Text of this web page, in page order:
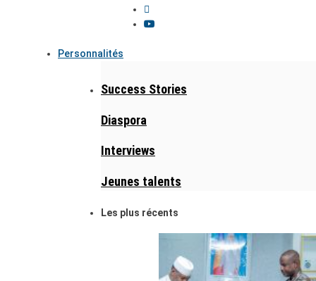
Personnalités
Success Stories
Diaspora
Interviews
Jeunes talents
Les plus récents